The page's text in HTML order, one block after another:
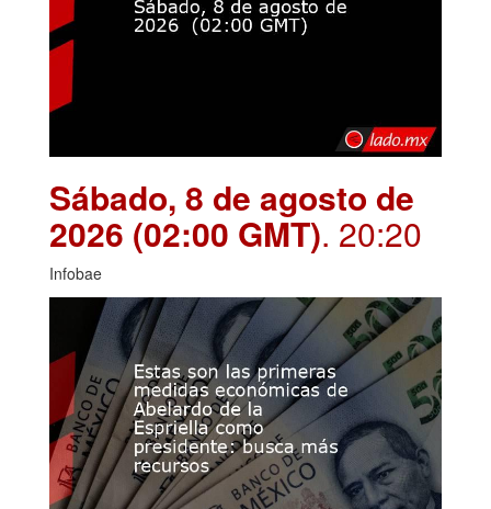
Sábado, 8 de agosto de
2026 (02:00 GMT). 20:20
Infobae